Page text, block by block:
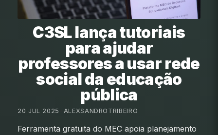
C3SL lança tutoriais
para ajudar
professores a usar rede
social da educação
pública
20 JUL 2025 ALEXSANDROTRIBEIRO
Ferramenta gratuita do MEC apoia planejamento